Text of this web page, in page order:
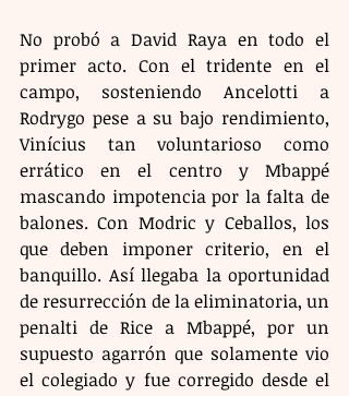
No probó a David Raya en todo el
primer acto. Con el tridente en el
campo, sosteniendo Ancelotti a
Rodrygo pese a su bajo rendimiento,
Vinícius tan voluntarioso como
errático en el centro y Mbappé
mascando impotencia por la falta de
balones. Con Modric y Ceballos, los
que deben imponer criterio, en el
banquillo. Así llegaba la oportunidad
de resurrección de la eliminatoria, un
penalti de Rice a Mbappé, por un
supuesto agarrón que solamente vio
el colegiado y fue corregido desde el